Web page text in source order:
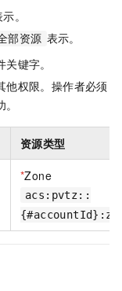
。
部资源 表示。
键字。
他权限。操作者必须
资源类型
*Zone
acs:pvtz::